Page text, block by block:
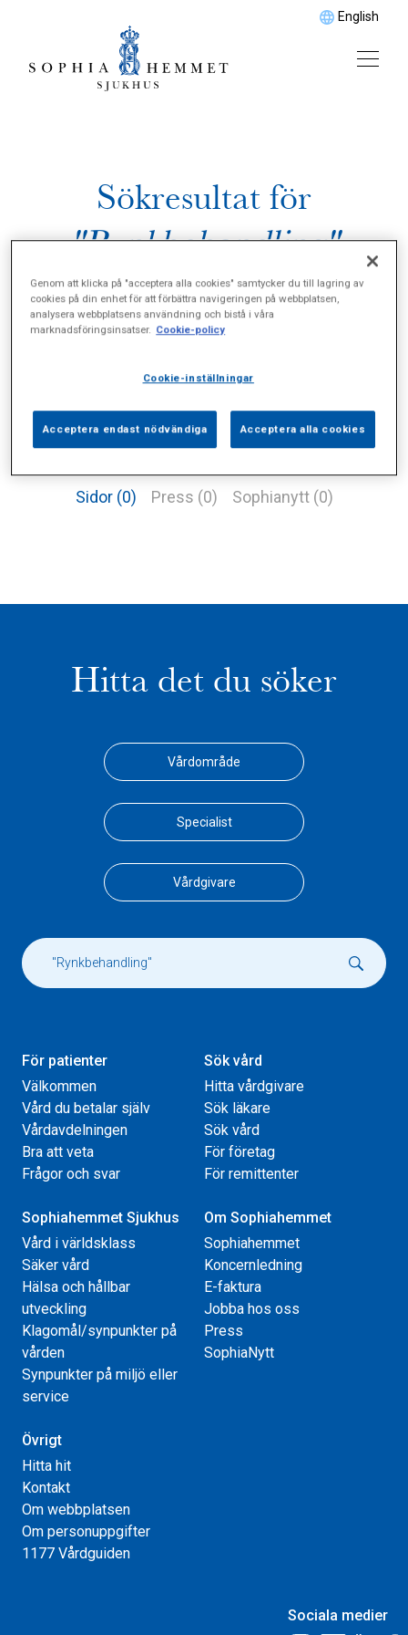
English
Sökresultat för
"Rynkbehandling"
Sidor (0) Press (0) Sophianytt (0)
Hitta det du söker
Vårdområde
Specialist
Vårdgivare
För patienter
Välkommen
Vård du betalar själv
Vårdavdelningen
Bra att veta
Frågor och svar
Sök vård
Hitta vårdgivare
Sök läkare
Sök vård
För företag
För remittenter
Sophiahemmet Sjukhus
Vård i världsklass
Säker vård
Hälsa och hållbar
utveckling
Klagomål/synpunkter på
vården
Synpunkter på miljö eller
service
Om Sophiahemmet
Sophiahemmet
Koncernledning
E-faktura
Jobba hos oss
Press
SophiaNytt
Övrigt
Hitta hit
Kontakt
Om webbplatsen
Om personuppgifter
1177 Vårdguiden
Sociala medier
Genom att klicka på "acceptera alla cookies" samtycker du till lagring av
cookies på din enhet för att förbättra navigeringen på webbplatsen,
analysera webbplatsens användning och bistå i våra
marknadsföringsinsatser. Cookie-policy
Cookie-inställningar
Acceptera endast nödvändiga Acceptera alla cookies